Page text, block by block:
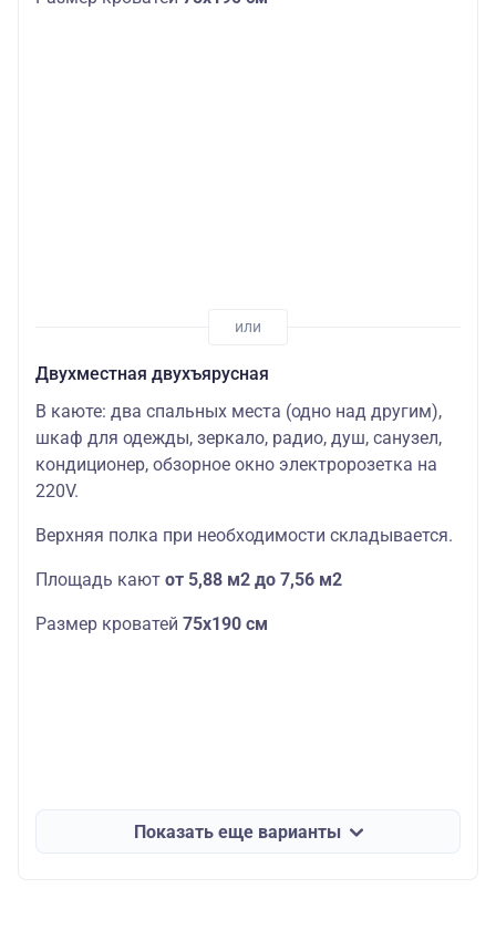
Двухместная двухъярусная
В каюте: два спальных места (одно над другим),
шкаф для одежды, зеркало, радио, душ, санузел,
кондиционер, обзорное окно электророзетка на
220V.
Верхняя полка при необходимости складывается.
Площадь кают от 5,88 м2 до 7,56 м2
Размер кроватей 75х190 см
Показать еще варианты